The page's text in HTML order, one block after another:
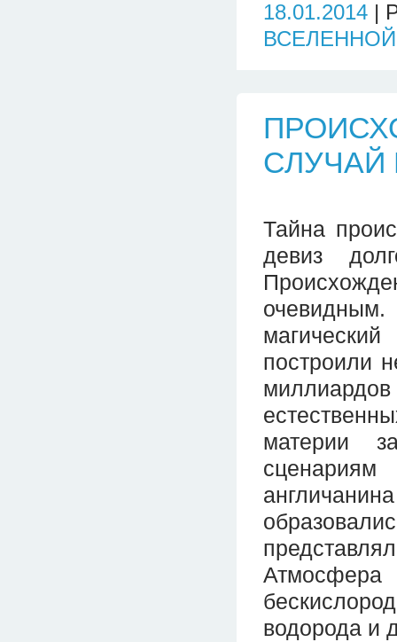
18.01.2014 |
ВСЕЛЕННОЙ
Тайна
девиз
построили
материи
водорода и